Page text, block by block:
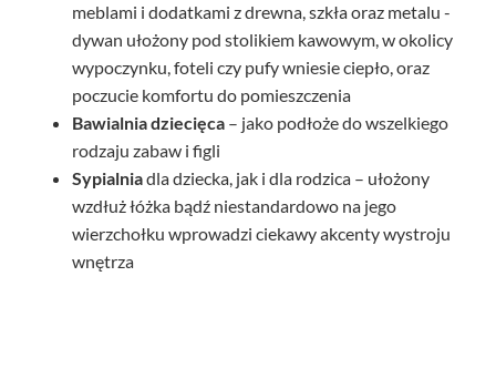
meblami i dodatkami z drewna, szkła oraz metalu -
dywan ułożony pod stolikiem kawowym, w okolicy
wypoczynku, foteli czy pufy wniesie ciepło, oraz
poczucie komfortu do pomieszczenia
Bawialnia dziecięca – jako podłoże do wszelkiego
rodzaju zabaw i figli
Sypialniadla dziecka, jak i dla rodzica – ułożony
wzdłuż łóżka bądź niestandardowo na jego
wierzchołku wprowadzi ciekawy akcenty wystroju
wnętrza